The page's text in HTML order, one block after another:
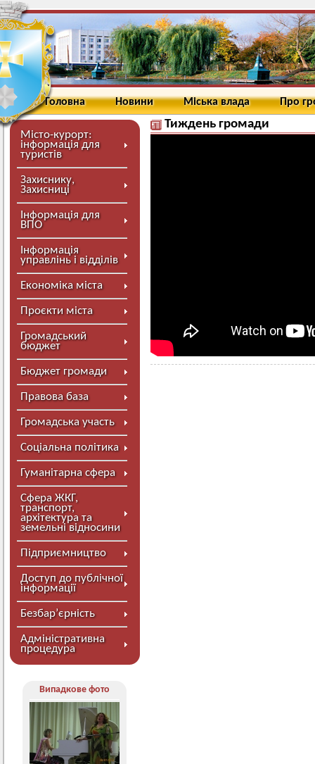
Головна Новини Міська влада Про
Місто-курорт:
інформація для
туристів
Захиснику,
Захисниці
Інформація для
ВПО
Інформація
управлінь і відділів
Економіка міста
Проєкти міста
Громадський
бюджет
Бюджет громади
Правова база
Громадська участь
Соціальна політика
Гуманітарна сфера
Сфера ЖКГ,
транспорт,
архітектура та
земельні відносини
Підприємництво
Доступ до публічної
інформації
Безбар’єрність
Адміністративна
процедура
Випадкове фото
Тиждень громади